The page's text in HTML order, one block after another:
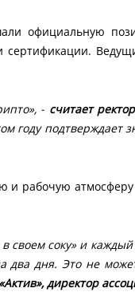
официальную
- считает
году подтверждает
рабочую атмосферу
соку» и каждый
два дня. Это не
директор